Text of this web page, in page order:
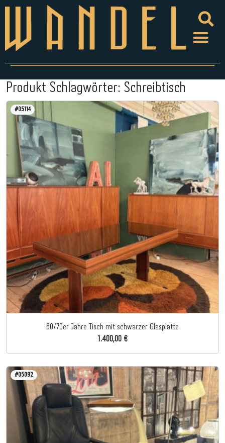
Produkt Schlagwörter: Schreibtisch
#05114
60/70er Jahre Tisch mit schwarzer Glasplatte
1.400,00 €
#05092